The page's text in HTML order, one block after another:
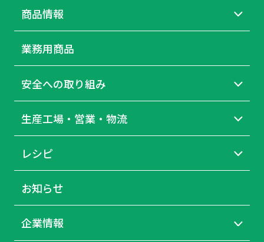
商品情報
業務用商品
安全への取り組み
生産工場・営業・物流
レシピ
お知らせ
企業情報